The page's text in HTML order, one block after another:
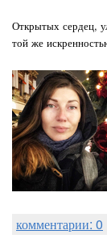
Открытых сердец,
той же
комментарии: 0